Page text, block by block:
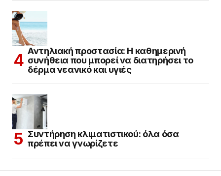
Αντηλιακή προστασία: Η καθημερινή
συνήθεια που μπορεί να διατηρήσει το
δέρμα νεανικό και υγιές
Συντήρηση κλιματιστικού: όλα όσα
πρέπει να γνωρίζετε